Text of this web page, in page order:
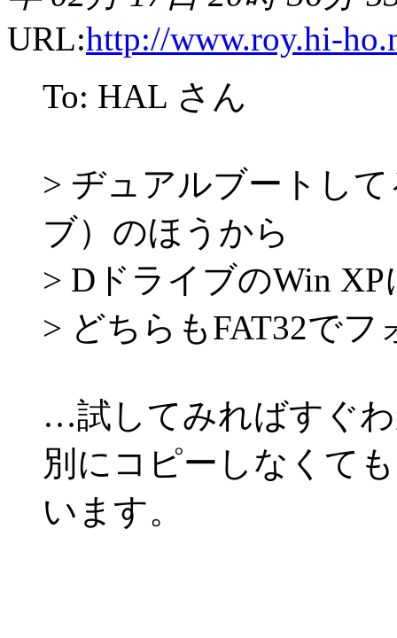
URL:http://www.roy.hi-
To: HAL さん
> ヂュアルブートし
ブ）のほうから
> DドライブのWin
> どちらもFAT32で
…試してみればすぐ
別にコピーしなくて
います。